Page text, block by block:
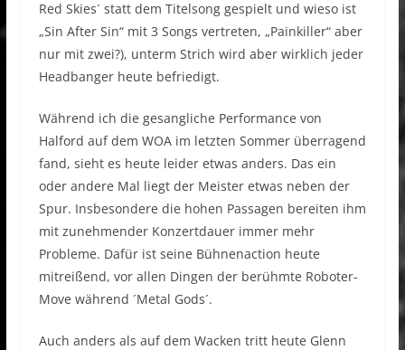
Red Skies´ statt dem Titelsong gespielt und wieso ist
„Sin After Sin“ mit 3 Songs vertreten, „Painkiller“ aber
nur mit zwei?), unterm Strich wird aber wirklich jeder
Headbanger heute befriedigt.
Während ich die gesangliche Performance von
Halford auf dem WOA im letzten Sommer überragend
fand, sieht es heute leider etwas anders. Das ein
oder andere Mal liegt der Meister etwas neben der
Spur. Insbesondere die hohen Passagen bereiten ihm
mit zunehmender Konzertdauer immer mehr
Probleme. Dafür ist seine Bühnenaction heute
mitreißend, vor allen Dingen der berühmte Roboter-
Move während ´Metal Gods´.
Auch anders als auf dem Wacken tritt heute Glenn